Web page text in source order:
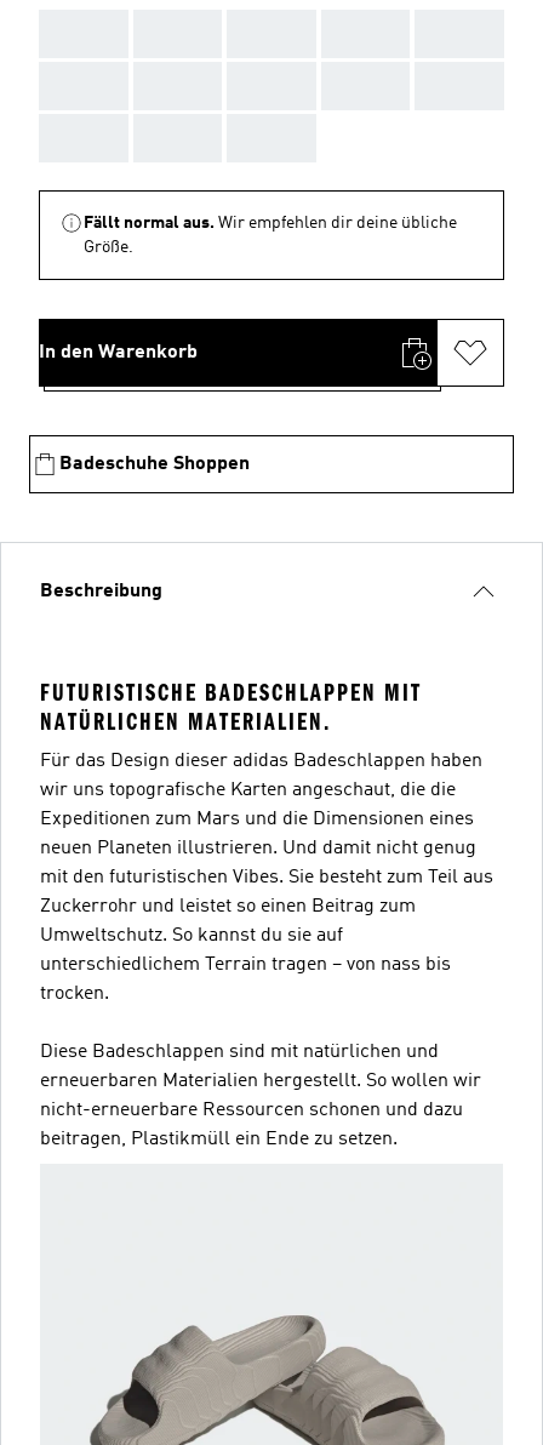
Fällt normal aus. Wir empfehlen dir deine übliche
Größe.
In den Warenkorb
Badeschuhe Shoppen
Beschreibung
FUTURISTISCHE BADESCHLAPPEN MIT
NATÜRLICHEN MATERIALIEN.
Für das Design dieser adidas Badeschlappen haben
wir uns topografische Karten angeschaut, die die
Expeditionen zum Mars und die Dimensionen eines
neuen Planeten illustrieren. Und damit nicht genug
mit den futuristischen Vibes. Sie besteht zum Teil aus
Zuckerrohr und leistet so einen Beitrag zum
Umweltschutz. So kannst du sie auf
unterschiedlichem Terrain tragen – von nass bis
trocken.
Diese Badeschlappen sind mit natürlichen und
erneuerbaren Materialien hergestellt. So wollen wir
nicht-erneuerbare Ressourcen schonen und dazu
beitragen, Plastikmüll ein Ende zu setzen.